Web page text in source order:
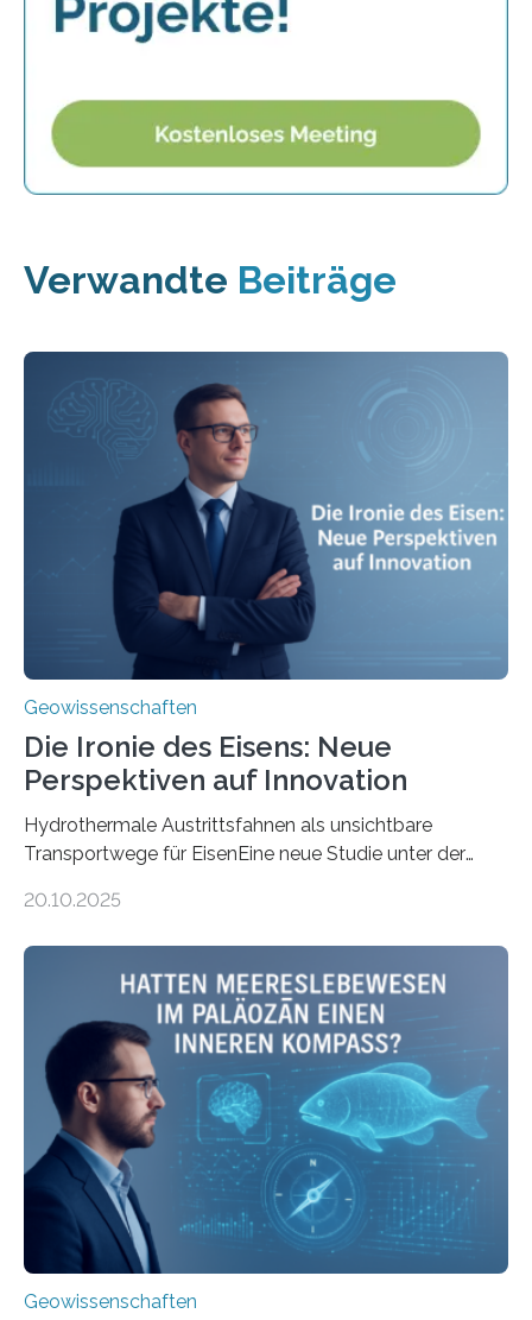
Verwandte Beiträge
Geowissenschaften
Die Ironie des Eisens: Neue
Perspektiven auf Innovation
Hydrothermale Austrittsfahnen als unsichtbare
Transportwege für EisenEine neue Studie unter der
Umweltwissenschaften der Universität Bremen –
Stoffkreislauf im Ozean prägen. Die Überblicksstudie
mit dem Titel „Iron’s Irony“ ist in Communications Earth
& Environment erschienen. Die Studie fasst bestehende
Forschungsergebnisse zusammen und interpretiert sie
neu, um zu erklären, wie Eisen, das aus hydrothermalen
Systemen freigesetzt wird, über ganze Ozeanbecken
transportiert werden kann. „Das…
20.10.2025
Geowissenschaften